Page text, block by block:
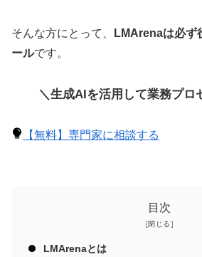
そんな方にとって、
LMArenaは必ず
ールです。
＼生成AIを活用して業務プロ
【無料】専門家に相談する
目次
LMArenaとは